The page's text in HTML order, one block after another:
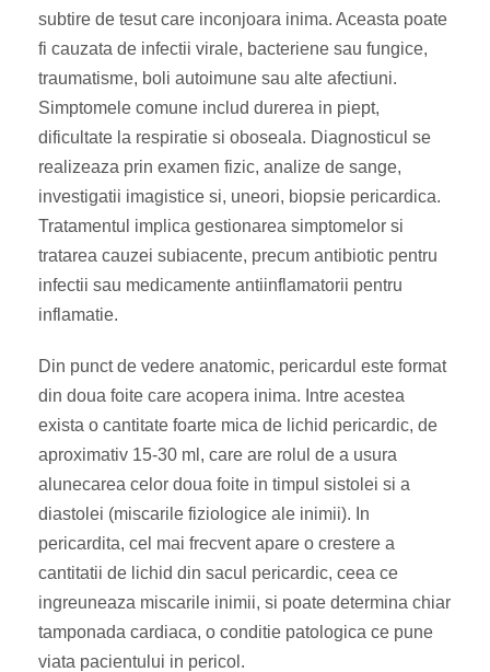
subtire de tesut care inconjoara inima. Aceasta poate
fi cauzata de infectii virale, bacteriene sau fungice,
traumatisme, boli autoimune sau alte afectiuni.
Simptomele comune includ durerea in piept,
dificultate la respiratie si oboseala. Diagnosticul se
realizeaza prin examen fizic, analize de sange,
investigatii imagistice si, uneori, biopsie pericardica.
Tratamentul implica gestionarea simptomelor si
tratarea cauzei subiacente, precum antibiotic pentru
infectii sau medicamente antiinflamatorii pentru
inflamatie.
Din punct de vedere anatomic, pericardul este format
din doua foite care acopera inima. Intre acestea
exista o cantitate foarte mica de lichid pericardic, de
aproximativ 15-30 ml, care are rolul de a usura
alunecarea celor doua foite in timpul sistolei si a
diastolei (miscarile fiziologice ale inimii). In
pericardita, cel mai frecvent apare o crestere a
cantitatii de lichid din sacul pericardic, ceea ce
ingreuneaza miscarile inimii, si poate determina chiar
tamponada cardiaca, o conditie patologica ce pune
viata pacientului in pericol.